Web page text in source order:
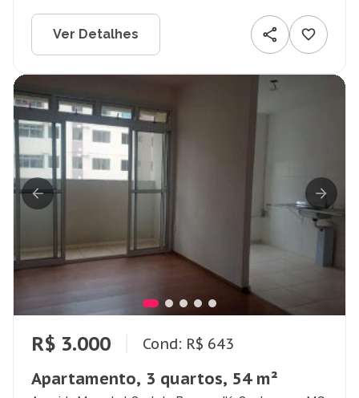
Ver Detalhes
R$ 3.000 Cond: R$ 643
Apartamento, 3 quartos, 54 m²